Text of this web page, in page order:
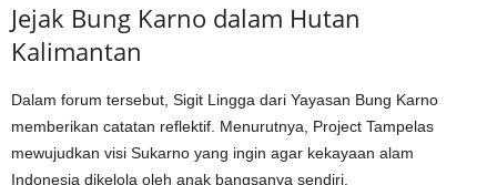
Jejak Bung Karno dalam Hutan
Kalimantan
Dalam forum tersebut, Sigit Lingga dari Yayasan Bung Karno
memberikan catatan reflektif. Menurutnya, Project Tampelas
mewujudkan visi Sukarno yang ingin agar kekayaan alam
Indonesia dikelola oleh anak bangsanya sendiri.